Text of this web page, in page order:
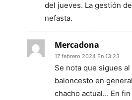
del jueves. La gestión
nefasta.
Mercadona
17 febrero 2024 En 13:23
Se nota que sigues al
baloncesto en
chacho actual… En